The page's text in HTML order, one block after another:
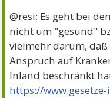
@resi: Es geht bei
nicht um "gesund"
vielmehr darum, daß
Anspruch auf
Inland beschränkt
https://